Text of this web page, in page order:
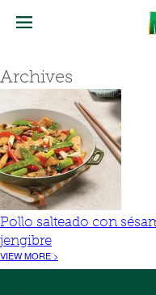
Archives
Pollo salteado con
jengibre
VIEW MORE >